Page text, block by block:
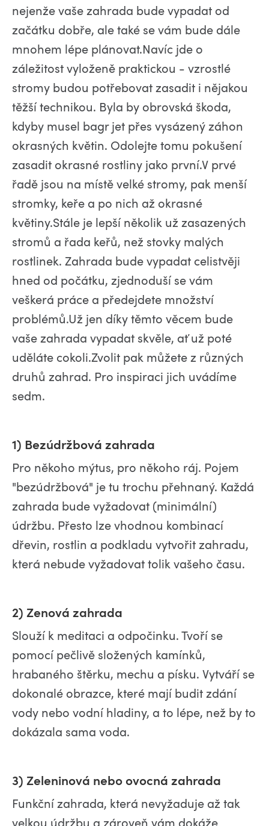
nejenže vaše zahrada bude vypadat od
začátku dobře, ale také se vám bude dále
mnohem lépe plánovat.Navíc jde o
záležitost vyloženě praktickou - vzrostlé
stromy budou potřebovat zasadit i nějakou
těžší technikou. Byla by obrovská škoda,
kdyby musel bagr jet přes vysázený záhon
okrasných květin. Odolejte tomu pokušení
zasadit okrasné rostliny jako první.V prvé
řadě jsou na místě velké stromy, pak menší
stromky, keře a po nich až okrasné
květiny.Stále je lepší několik už zasazených
stromů a řada keřů, než stovky malých
rostlinek. Zahrada bude vypadat celistvěji
hned od počátku, zjednoduší se vám
veškerá práce a předejdete množství
problémů.Už jen díky těmto věcem bude
vaše zahrada vypadat skvěle, ať už poté
uděláte cokoli.Zvolit pak můžete z různých
druhů zahrad. Pro inspiraci jich uvádíme
sedm.
1) Bezúdržbová zahrada
Pro někoho mýtus, pro někoho ráj. Pojem
"bezúdržbová" je tu trochu přehnaný. Každá
zahrada bude vyžadovat (minimální)
údržbu. Přesto lze vhodnou kombinací
dřevin, rostlin a podkladu vytvořit zahradu,
která nebude vyžadovat tolik vašeho času.
2) Zenová zahrada
Slouží k meditaci a odpočinku. Tvoří se
pomocí pečlivě složených kamínků,
hrabaného štěrku, mechu a písku. Vytváří se
dokonalé obrazce, které mají budit zdání
vody nebo vodní hladiny, a to lépe, než by to
dokázala sama voda.
3) Zeleninová nebo ovocná zahrada
Funkční zahrada, která nevyžaduje až tak
velkou údržbu a zároveň vám dokáže